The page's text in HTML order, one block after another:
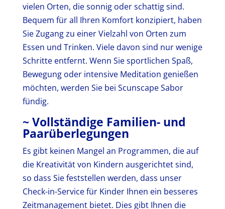
vielen Orten, die sonnig oder schattig sind.
Bequem für all Ihren Komfort konzipiert, haben
Sie Zugang zu einer Vielzahl von Orten zum
Essen und Trinken. Viele davon sind nur wenige
Schritte entfernt. Wenn Sie sportlichen Spaß,
Bewegung oder intensive Meditation genießen
möchten, werden Sie bei Scunscape Sabor
fündig.
~ Vollständige Familien- und
Paarüberlegungen
Es gibt keinen Mangel an Programmen, die auf
die Kreativität von Kindern ausgerichtet sind,
so dass Sie feststellen werden, dass unser
Check-in-Service für Kinder Ihnen ein besseres
Zeitmanagement bietet. Dies gibt Ihnen die